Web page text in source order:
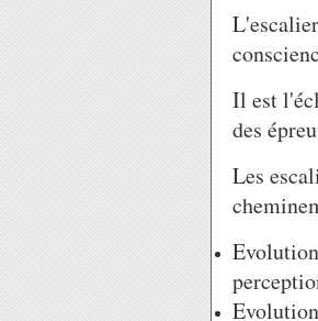
Il est
des
Les